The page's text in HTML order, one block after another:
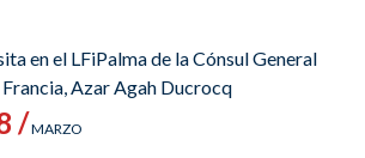
en el LFiPalma de la Cónsul General
Azar Agah Ducrocq
/MARZO